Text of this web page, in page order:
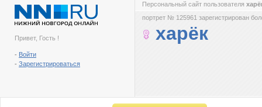
Привет, Гость !
- Войти
- Зарегистрироваться
Персональный сайт пользователя
портрет № 125961 зарегистрирован
харёк